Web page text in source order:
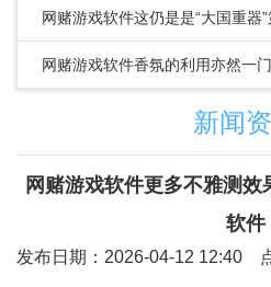
书.doc看到这里-网赌游戏软件
网赌游戏软件这仍是是“大国重器
网赌游戏软件
网赌游戏软件香氛的利用亦然一
新闻
网赌游戏软件更多不雅测
软件
发布日期：2026-04-12 12:40